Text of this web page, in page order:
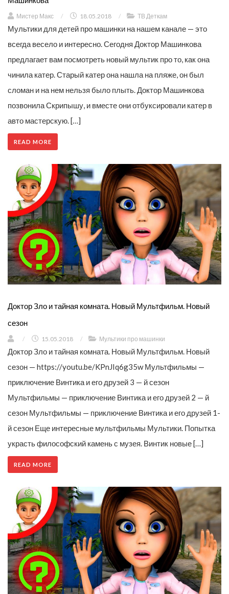
Мистер Макс / 18.05.2018 / ТВ Деткам
Мультики для детей про машинки на нашем канале — это
всегда весело и интересно. Сегодня Доктор Машинкова
предлагает вам посмотреть новый мультик про то, как она
чинила катер. Старый катер она нашла на пляже, он был
сломан и на нем нельзя было плыть. Доктор Машинкова
позвонила Скрипышу, и вместе они отбуксировали катер в
авто мастерскую. […]
READ MORE
Доктор Зло и тайная комната. Новый Мультфильм. Новый
сезон
/ 15.05.2018 / Мультики про машинки
Доктор Зло и тайная комната. Новый Мультфильм. Новый
сезон — https://youtu.be/KPnJIq6g35w Мультфильмы —
приключение Винтика и его друзей 3 — й сезон
Мультфильмы — приключение Винтика и его друзей 2 — й
сезон Мультфильмы — приключение Винтика и его друзей 1-
й сезон Еще интересные мультфильмы Мультики. Попытка
украсть философский камень с музея. Винтик новые […]
READ MORE